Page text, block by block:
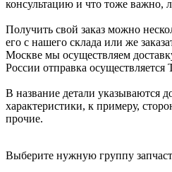
консультацию и что тоже важно,
Получить свой заказ можно
его с нашего склада или же
Москве мы осуществляем
России отправка
В название детали указываются
характеристики, к примеру,
прочие.
Выберите нужную группу